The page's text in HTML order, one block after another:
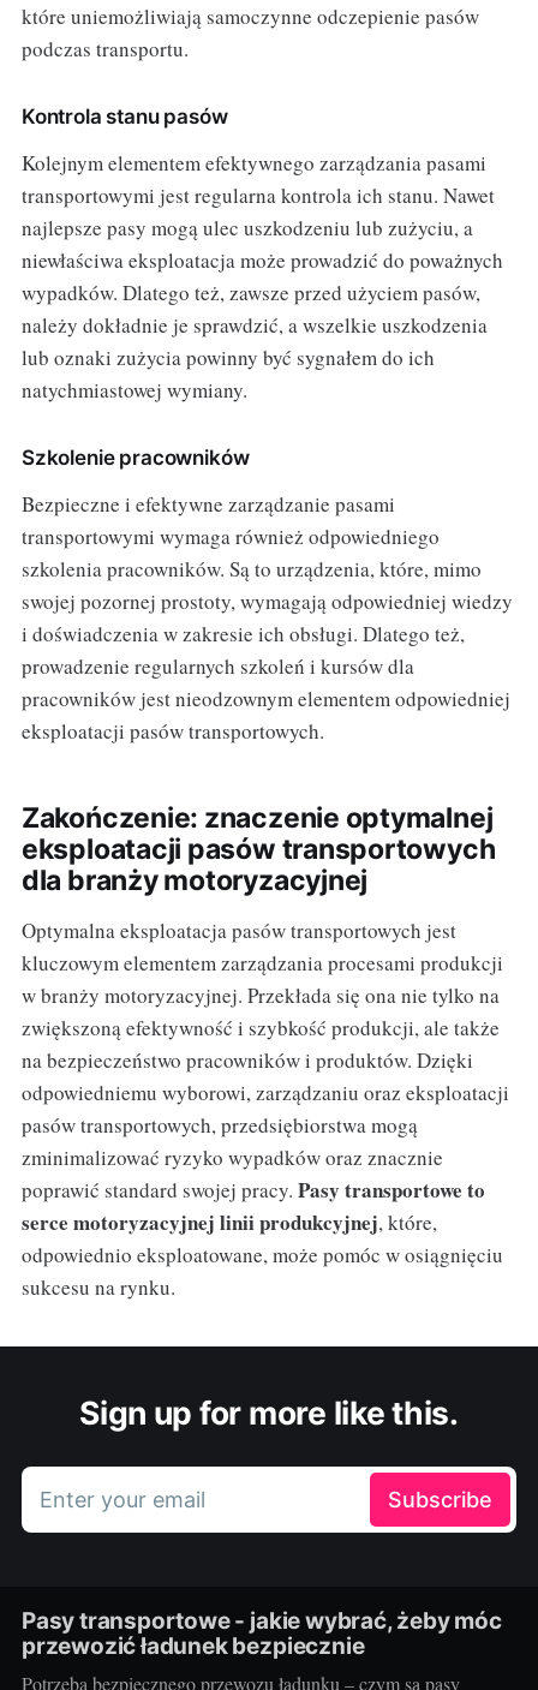
które uniemożliwiają samoczynne odczepienie pasów
podczas transportu.
Kontrola stanu pasów
Kolejnym elementem efektywnego zarządzania pasami
transportowymi jest regularna kontrola ich stanu. Nawet
najlepsze pasy mogą ulec uszkodzeniu lub zużyciu, a
niewłaściwa eksploatacja może prowadzić do poważnych
wypadków. Dlatego też, zawsze przed użyciem pasów,
należy dokładnie je sprawdzić, a wszelkie uszkodzenia
lub oznaki zużycia powinny być sygnałem do ich
natychmiastowej wymiany.
Szkolenie pracowników
Bezpieczne i efektywne zarządzanie pasami
transportowymi wymaga również odpowiedniego
szkolenia pracowników. Są to urządzenia, które, mimo
swojej pozornej prostoty, wymagają odpowiedniej wiedzy
i doświadczenia w zakresie ich obsługi. Dlatego też,
prowadzenie regularnych szkoleń i kursów dla
pracowników jest nieodzownym elementem odpowiedniej
eksploatacji pasów transportowych.
Zakończenie: znaczenie optymalnej
eksploatacji pasów transportowych
dla branży motoryzacyjnej
Optymalna eksploatacja pasów transportowych jest
kluczowym elementem zarządzania procesami produkcji
w branży motoryzacyjnej. Przekłada się ona nie tylko na
zwiększoną efektywność i szybkość produkcji, ale także
na bezpieczeństwo pracowników i produktów. Dzięki
odpowiedniemu wyborowi, zarządzaniu oraz eksploatacji
pasów transportowych, przedsiębiorstwa mogą
zminimalizować ryzyko wypadków oraz znacznie
poprawić standard swojej pracy. Pasy transportowe to
serce motoryzacyjnej linii produkcyjnej, które,
odpowiednio eksploatowane, może pomóc w osiągnięciu
sukcesu na rynku.
Sign up for more like this.
Enter your email Subscribe
Pasy transportowe - jakie wybrać, żeby móc
przewozić ładunek bezpiecznie
Potrzeba bezpiecznego przewozu ładunku – czym są pasy